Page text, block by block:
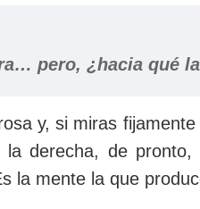
pero, ¿hacia qué
y, si miras
la derecha, de
la mente la que